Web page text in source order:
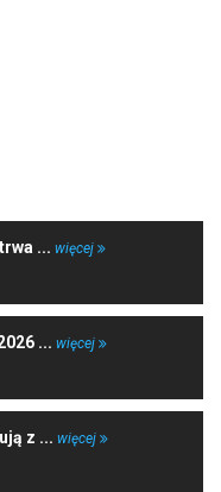
... więcej
... więcej
z ... więcej